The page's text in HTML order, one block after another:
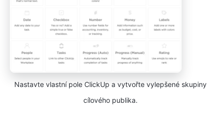
Nastavte vlastní pole ClickUp a vytvořte vylepšené skupiny
cílového publika.